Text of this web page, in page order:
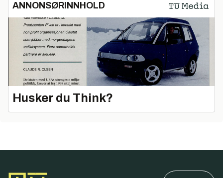
ANNONSØRINNHOLD
Husker du Think?